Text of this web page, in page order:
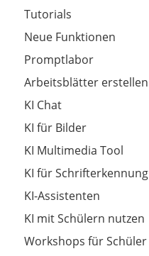
Tutorials
Neue Funktionen
Promptlabor
Arbeitsblätter erstellen
KI Chat
KI für Bilder
KI Multimedia Tool
KI für Schrifterkennung
KI-Assistenten
KI mit Schülern nutzen
Workshops für Schüler